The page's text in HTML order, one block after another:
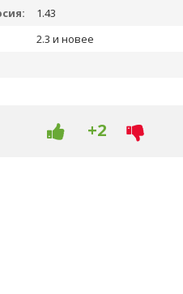
1.43
2.3 и новее
+2